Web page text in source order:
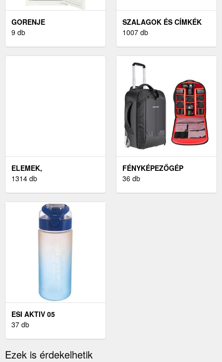
GORENJE
HŰTŐSZEKRÉNY ÉS
9 db
SZALAGOK ÉS CÍMKÉK
1007 db
ELEMEK,
AKKUMULÁTOROK ÉS
1314 db
FÉNYKÉPEZŐGÉP
TÁSKÁK ÉS TOKOK
36 db
ESI AKTIV 05
37 db
Ezek is érdekelhetik